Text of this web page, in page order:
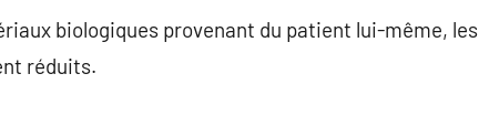
biologiques provenant du patient lui-même, les
réduits.